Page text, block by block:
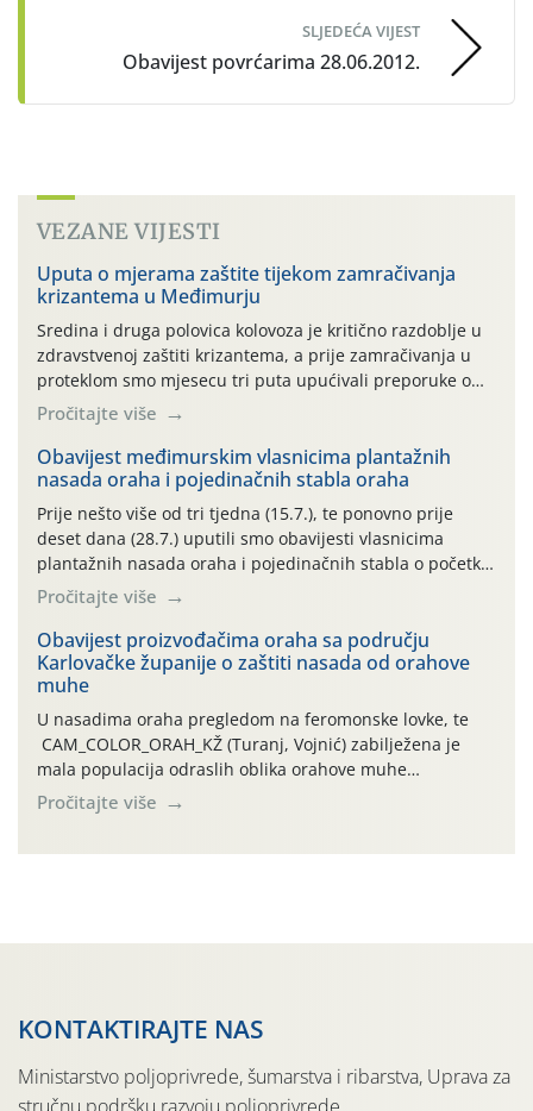
SLJEDEĆA VIJEST
Obavijest povrćarima 28.06.2012.
VEZANE VIJESTI
Uputa o mjerama zaštite tijekom zamračivanja
krizantema u Međimurju
Sredina i druga polovica kolovoza je kritično razdoblje u
zdravstvenoj zaštiti krizantema, a prije zamračivanja u
proteklom smo mjesecu tri puta upućivali preporuke o
preventivnim mjerama zaštite krizantema od najčešćih
uzročnika bolesti, štetnika i fito-fagnih grinja (23.7., 14.7.,
06.7.)! Na početku ovog mjeseca je zabilježeno je
povijesno i ekstremno vruće meteorološko razdoblje, uz
najviše temperature […]
Pročitajte više
Obavijest međimurskim vlasnicima plantažnih
nasada oraha i pojedinačnih stabla oraha
Prije nešto više od tri tjedna (15.7.), te ponovno prije
deset dana (28.7.) uputili smo obavijesti vlasnicima
plantažnih nasada oraha i pojedinačnih stabla o početku
leta i ovogodišnjoj potrebi usmjerenog suzbijanja
orahove muhe (Rhagoletis completa)! Već dvanaest dana
traje drugi ovogodišnji “toplinski udar”, koji naročito
izražen zadnja šest dana (31.7.-05.8.), jer najviše
temperature zraka svakodnevno […]
Pročitajte više
Obavijest proizvođačima oraha sa području
Karlovačke županije o zaštiti nasada od orahove
muhe
U nasadima oraha pregledom na feromonske lovke, te
CAM_COLOR_ORAH_KŽ (Turanj, Vojnić) zabilježena je
mala populacija odraslih oblika orahove muhe
(Rhagoletis completa). Niska brojnost može se objasniti
činjenicom da je riječ o mladim nasadima s vrlo malim
Pročitajte više
KONTAKTIRAJTE NAS
Ministarstvo poljoprivrede, šumarstva i ribarstva, Uprava za